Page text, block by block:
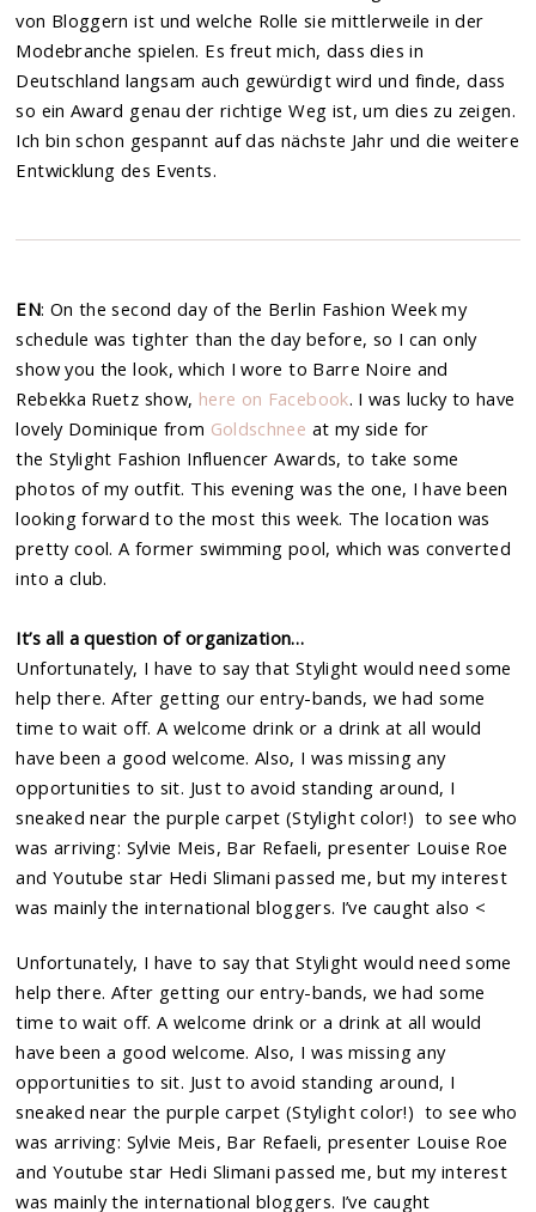
von Bloggern ist und welche Rolle sie mittlerweile in der
Modebranche spielen. Es freut mich, dass dies in
Deutschland langsam auch gewürdigt wird und finde, dass
so ein Award genau der richtige Weg ist, um dies zu zeigen.
Ich bin schon gespannt auf das nächste Jahr und die weitere
Entwicklung des Events.
EN: On the second day of the Berlin Fashion Week my
schedule was tighter than the day before, so I can only
show you the look, which I wore to Barre Noire and
Rebekka Ruetz show, here on Facebook. I was lucky to have
lovely Dominique from Goldschnee at my side for
the Stylight Fashion Influencer Awards, to take some
photos of my outfit. This evening was the one, I have been
looking forward to the most this week. The location was
pretty cool. A former swimming pool, which was converted
into a club.
It’s all a question of organization…
Unfortunately, I have to say that Stylight would need some
help there. After getting our entry-bands, we had some
time to wait off. A welcome drink or a drink at all would
have been a good welcome. Also, I was missing any
opportunities to sit. Just to avoid standing around, I
sneaked near the purple carpet (Stylight color!) to see who
was arriving: Sylvie Meis, Bar Refaeli, presenter Louise Roe
and Youtube star Hedi Slimani passed me, but my interest
was mainly the international bloggers. I’ve caught also <
Unfortunately, I have to say that Stylight would need some
help there. After getting our entry-bands, we had some
time to wait off. A welcome drink or a drink at all would
have been a good welcome. Also, I was missing any
opportunities to sit. Just to avoid standing around, I
sneaked near the purple carpet (Stylight color!) to see who
was arriving: Sylvie Meis, Bar Refaeli, presenter Louise Roe
and Youtube star Hedi Slimani passed me, but my interest
was mainly the international bloggers. I’ve caught